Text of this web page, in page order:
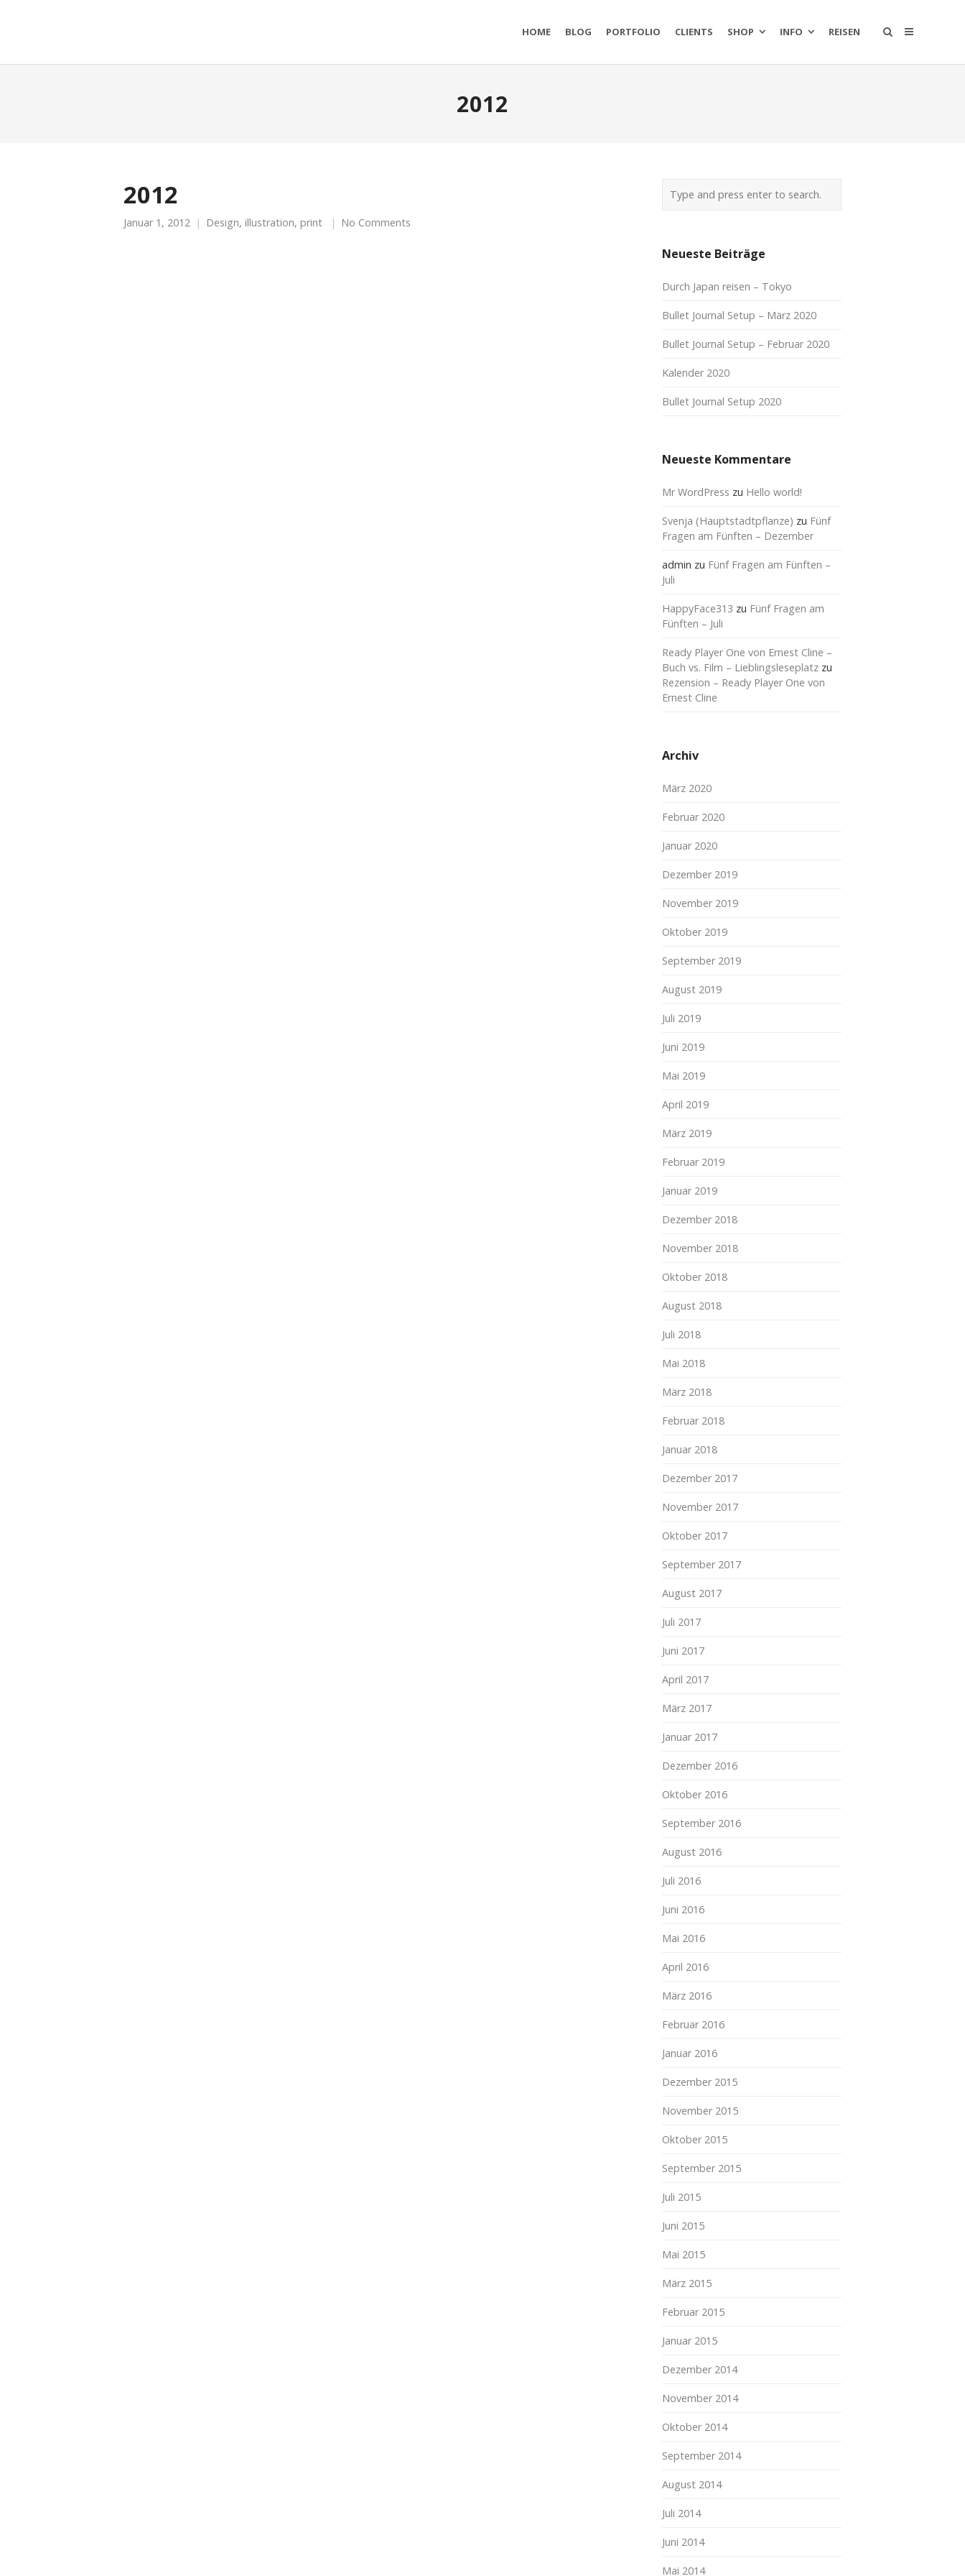
HOME BLOG PORTFOLIO CLIENTS SHOP INFO REISEN
2012
2012
Januar 1, 2012 Design, illustration, print No Comments
Neueste Beiträge
Durch Japan reisen – Tokyo
Bullet Journal Setup – März 2020
Bullet Journal Setup – Februar 2020
Kalender 2020
Bullet Journal Setup 2020
Neueste Kommentare
Mr WordPress zu Hello world!
Svenja (Hauptstadtpflanze) zu Fünf
Fragen am Fünften – Dezember
admin zu Fünf Fragen am Fünften –
Juli
HappyFace313 zu Fünf Fragen am
Fünften – Juli
Ready Player One von Ernest Cline –
Buch vs. Film – Lieblingsleseplatz zu
Rezension – Ready Player One von
Ernest Cline
Archiv
März 2020
Februar 2020
Januar 2020
Dezember 2019
November 2019
Oktober 2019
September 2019
August 2019
Juli 2019
Juni 2019
Mai 2019
April 2019
März 2019
Februar 2019
Januar 2019
Dezember 2018
November 2018
Oktober 2018
August 2018
Juli 2018
Mai 2018
März 2018
Februar 2018
Januar 2018
Dezember 2017
November 2017
Oktober 2017
September 2017
August 2017
Juli 2017
Juni 2017
April 2017
März 2017
Januar 2017
Dezember 2016
Oktober 2016
September 2016
August 2016
Juli 2016
Juni 2016
Mai 2016
April 2016
März 2016
Februar 2016
Januar 2016
Dezember 2015
November 2015
Oktober 2015
September 2015
Juli 2015
Juni 2015
Mai 2015
März 2015
Februar 2015
Januar 2015
Dezember 2014
November 2014
Oktober 2014
September 2014
August 2014
Juli 2014
Juni 2014
Mai 2014